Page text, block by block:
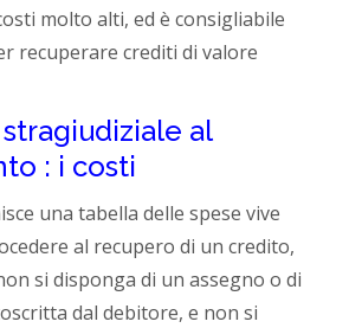
molto alti, ed è consigliabile
recuperare crediti di valore
al
: i costi
una tabella delle spese vive
al recupero di un credito,
si disponga di un assegno o di
dal debitore, e non si